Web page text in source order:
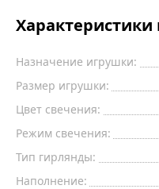
Назначение игрушки:
Размер игрушки:
Цвет свечения:
Режим свечения:
Тип гирлянды:
Наполнение: